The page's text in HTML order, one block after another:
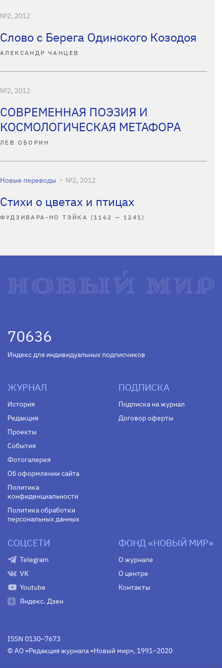
№2, 2012
Слово с Берега Одинокого Козодоя
АЛЕКСАНДР ЧАНЦЕВ
№2, 2012
СОВРЕМЕННАЯ ПОЭЗИЯ И
КОСМОЛОГИЧЕСКАЯ МЕТАФОРА
ЛЕВ ОБОРИН
Новые переводы №2, 2012
Стихи о цветах и птицах
ФУДЗИВАРА-НО ТЭЙКА (1162 — 1241)
70636
Индекс для индивидуальных подписчиков
ЖУРНАЛ
История
Редакция
Проекты
События
Фотогалерея
Об оформлении сайта
Политика
конфиденциальности
Политика обработки
персональных данных
ПОДПИСКА
Подписка на журнал
Договор оферты
СОЦСЕТИ
Telegram
VK
Youtube
Яндекс. Дзен
ФОНД «НОВЫЙ МИР»
О журнале
О центре
Контакты
ISSN 0130–7673
© АО «Редакция журнала «Новый мир», 1991–2020